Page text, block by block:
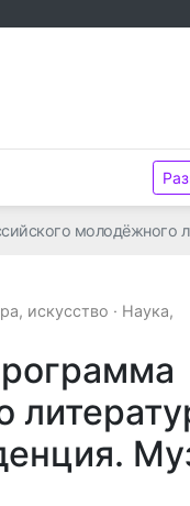
молодёжного
искусство · Наука,